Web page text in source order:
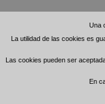
Una
La utilidad de las cookies es
Las cookies pueden ser
En
Una
La utilidad de las cookies es
Las cookies pueden ser
En